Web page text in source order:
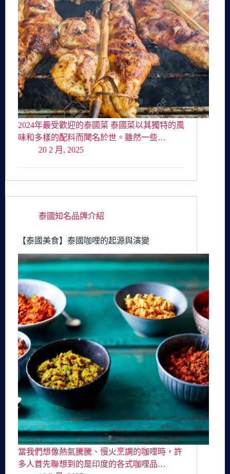
2024年最受歡迎的泰國菜 泰國菜以其獨特的風
味和多樣的配料而聞名於世。雖然一些…
20 2 月, 2025
泰國知名品牌介紹
【泰國美食】泰國咖哩的起源與演變
當我們想像熱氣騰騰、慢火烹調的咖哩時，許
多人首先聯想到的是印度的各式咖哩品…